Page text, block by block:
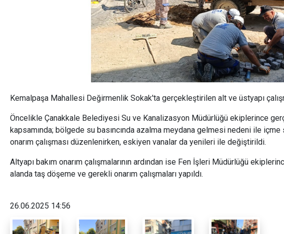
Kemalpaşa Mahallesi Değirmenlik Sokak'ta gerçekleştirilen alt ve üstyapı
Öncelikle Çanakkale Belediyesi Su ve Kanalizasyon Müdürlüğü ekiplerince
kapsamında; bölgede su basıncında azalma meydana gelmesi nedeni ile içme
onarım çalışması düzenlenirken, eskiyen vanalar da yenileri ile değiştirildi.
Altyapı bakım onarım çalışmalarının ardından ise Fen İşleri Müdürlüğü
alanda taş döşeme ve gerekli onarım çalışmaları yapıldı.
26.06.2025 14:56